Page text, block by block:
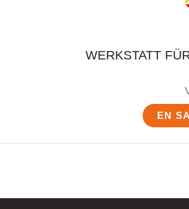
WERKSTATT
EN